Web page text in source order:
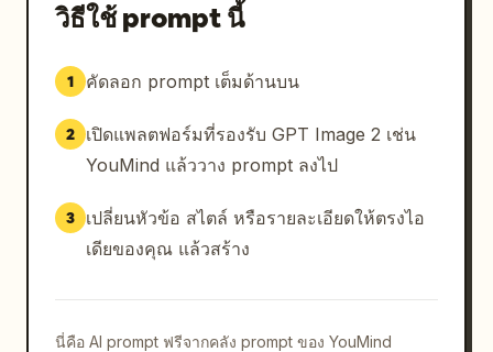
วิธีใช้ prompt นี้
1 คัดลอก prompt เต็มด้านบน
2
เปิดแพลตฟอร์มที่รองรับ GPT Image 2 เช่น
YouMind แล้ววาง prompt ลงไป
3
เปลี่ยนหัวข้อ สไตล์ หรือรายละเอียดให้ตรงไอ
เดียของคุณ แล้วสร้าง
นี่คือ AI prompt ฟรีจากคลัง prompt ของ YouMind